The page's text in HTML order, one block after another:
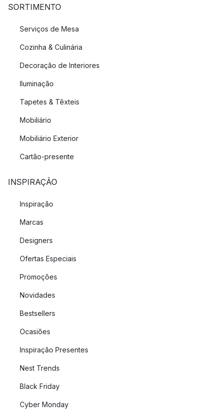
SORTIMENTO
Serviços de Mesa
Cozinha & Culinária
Decoração de Interiores
Iluminação
Tapetes & Têxteis
Mobiliário
Mobiliário Exterior
Cartão-presente
INSPIRAÇÃO
Inspiração
Marcas
Designers
Ofertas Especiais
Promoções
Novidades
Bestsellers
Ocasiões
Inspiração Presentes
Nest Trends
Black Friday
Cyber Monday